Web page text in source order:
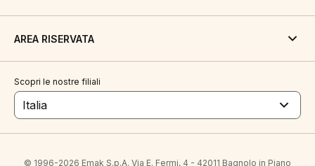
AREA RISERVATA
Scopri le nostre filiali
Italia
© 1996-2026 Emak S.p.A. Via E. Fermi, 4 - 42011 Bagnolo in Piano